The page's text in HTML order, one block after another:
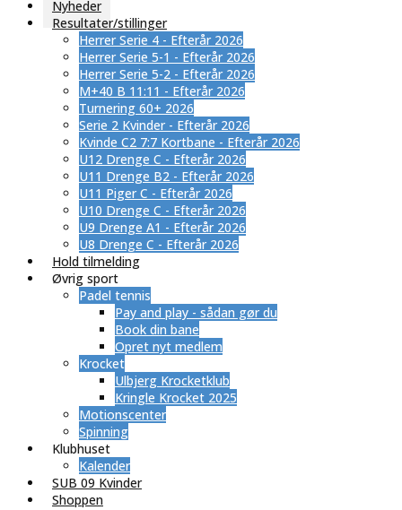
Nyheder
Resultater/stillinger
Herrer Serie 4 - Efterår 2026
Herrer Serie 5-1 - Efterår 2026
Herrer Serie 5-2 - Efterår 2026
M+40 B 11:11 - Efterår 2026
Turnering 60+ 2026
Serie 2 Kvinder - Efterår 2026
Kvinde C2 7:7 Kortbane - Efterår 2026
U12 Drenge C - Efterår 2026
U11 Drenge B2 - Efterår 2026
U11 Piger C - Efterår 2026
U10 Drenge C - Efterår 2026
U9 Drenge A1 - Efterår 2026
U8 Drenge C - Efterår 2026
Hold tilmelding
Øvrig sport
Padel tennis
Pay and play - sådan gør du
Book din bane
Opret nyt medlem
Krocket
Ulbjerg Krocketklub
Kringle Krocket 2025
Motionscenter
Spinning
Klubhuset
Kalender
SUB 09 Kvinder
Shoppen